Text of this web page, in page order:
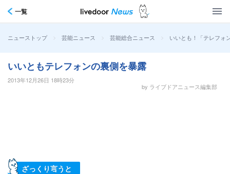
一覧
ニューストップ > 芸能ニュース > 芸能総合ニュース > いいとも！「テレフォ
いいともテレフォンの裏側を暴露
2013年12月26日 18時23分
by ライブドアニュース編集部
ざっくり言うと